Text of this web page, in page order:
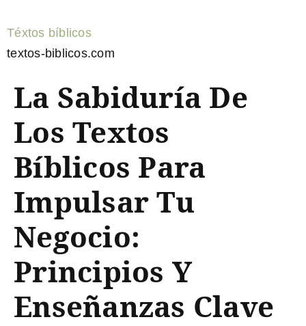
Téxtos bíblicos
textos-biblicos.com
La Sabiduría De
Los Textos
Bíblicos Para
Impulsar Tu
Negocio:
Principios Y
Enseñanzas Clave